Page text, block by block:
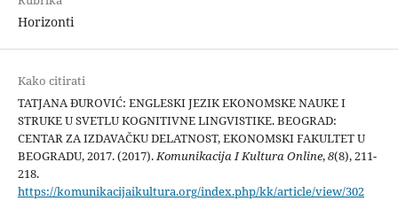
Horizonti
Kako citirati
TATJANA ĐUROVIĆ: ENGLESKI JEZIK EKONOMSKE NAUKE I
STRUKE U SVETLU KOGNITIVNE LINGVISTIKE. BEOGRAD:
CENTAR ZA IZDAVAČKU DELATNOST, EKONOMSKI FAKULTET U
BEOGRADU, 2017. (2017).Komunikacija I Kultura Online,8(8), 211-
218.
https://komunikacijaikultura.org/index.php/kk/article/view/302